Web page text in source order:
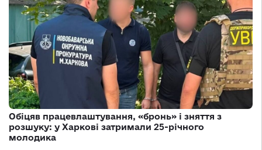
Обіцяв працевлаштування, «бронь» і зняття з
розшуку: у Харкові затримали 25-річного
молодика